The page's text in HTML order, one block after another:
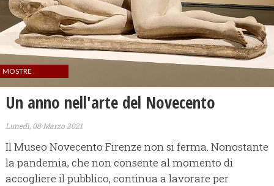
MOSTRE
Un anno nell'arte del Novecento
Lunedì, 08 Marzo 2021
Il Museo Novecento Firenze non si ferma. Nonostante
la pandemia, che non consente al momento di
accogliere il pubblico, continua a lavorare per